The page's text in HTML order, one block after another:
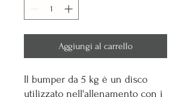
Aggiungi al carrello
Il bumper da 5 kg è un disco
utilizzato nell'allenamento con i